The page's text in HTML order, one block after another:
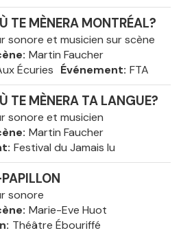
TE MÈNERA MONTRÉAL?
sonore et musicien sur scène
Martin Faucher
Écuries Événement FTA
TE MÈNERA TA LANGUE?
sonore et musicien
Martin Faucher
Festival du Jamais lu
sonore
Marie-Eve Huot
Théâtre Ébouriffé